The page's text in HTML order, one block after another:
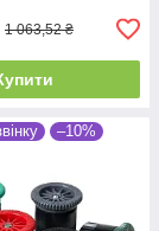
1 063,52 ₴
–10%